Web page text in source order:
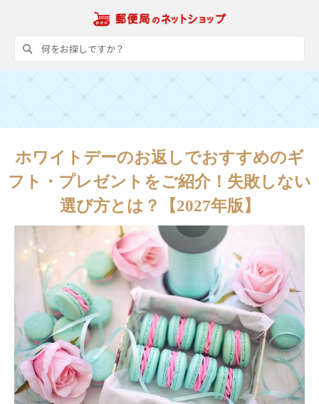
ホワイトデーのお返しでおすすめのギ
フト・プレゼントをご紹介！失敗しない
選び方とは？【2027年版】